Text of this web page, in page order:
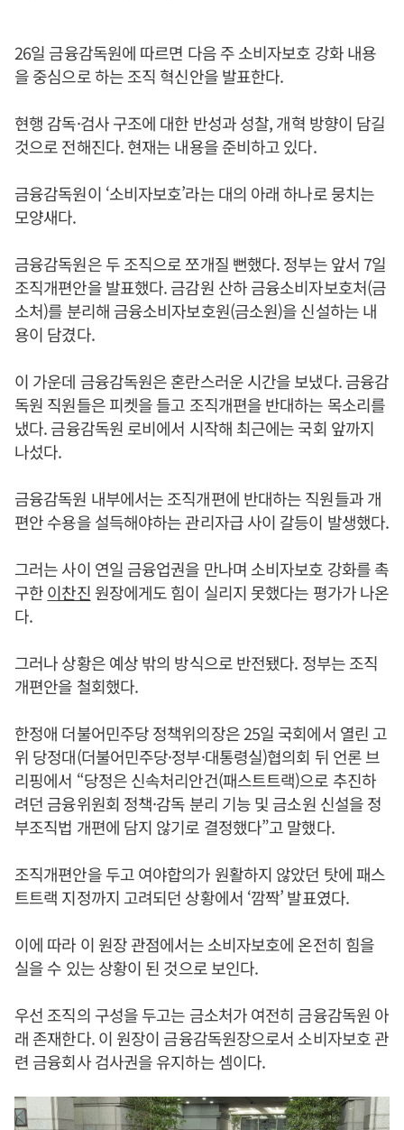
26일 금융감독원에 따르면 다음 주 소비자보호 강화 내용
을 중심으로 하는 조직 혁신안을 발표한다.
현행 감독·검사 구조에 대한 반성과 성찰, 개혁 방향이 담길
것으로 전해진다. 현재는 내용을 준비하고 있다.
금융감독원이 ‘소비자보호’라는 대의 아래 하나로 뭉치는
모양새다.
금융감독원은 두 조직으로 쪼개질 뻔했다. 정부는 앞서 7일
조직개편안을 발표했다. 금감원 산하 금융소비자보호처(금
소처)를 분리해 금융소비자보호원(금소원)을 신설하는 내
용이 담겼다.
이 가운데 금융감독원은 혼란스러운 시간을 보냈다. 금융감
독원 직원들은 피켓을 들고 조직개편을 반대하는 목소리를
냈다. 금융감독원 로비에서 시작해 최근에는 국회 앞까지
나섰다.
금융감독원 내부에서는 조직개편에 반대하는 직원들과 개
편안 수용을 설득해야하는 관리자급 사이 갈등이 발생했다.
그러는 사이 연일 금융업권을 만나며 소비자보호 강화를 촉
구한이찬진 원장에게도 힘이 실리지 못했다는 평가가 나온
다.
그러나 상황은 예상 밖의 방식으로 반전됐다. 정부는 조직
개편안을 철회했다.
한정애 더불어민주당 정책위의장은 25일 국회에서 열린 고
위 당정대(더불어민주당·정부·대통령실)협의회 뒤 언론 브
리핑에서 “당정은 신속처리안건(패스트트랙)으로 추진하
려던 금융위원회 정책·감독 분리 기능 및 금소원 신설을 정
부조직법 개편에 담지 않기로 결정했다”고 말했다.
조직개편안을 두고 여야합의가 원활하지 않았던 탓에 패스
트트랙 지정까지 고려되던 상황에서 ‘깜짝’ 발표였다.
이에 따라 이 원장 관점에서는 소비자보호에 온전히 힘을
실을 수 있는 상황이 된 것으로 보인다.
우선 조직의 구성을 두고는 금소처가 여전히 금융감독원 아
래 존재한다. 이 원장이 금융감독원장으로서 소비자보호 관
련 금융회사 검사권을 유지하는 셈이다.